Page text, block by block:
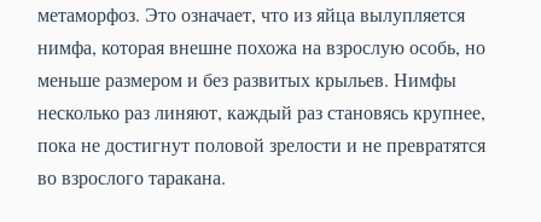
метаморфоз. Это означает, что из яйца вылупляется
нимфа, которая внешне похожа на взрослую особь, но
меньше размером и без развитых крыльев. Нимфы
несколько раз линяют, каждый раз становясь крупнее,
пока не достигнут половой зрелости и не превратятся
во взрослого таракана.